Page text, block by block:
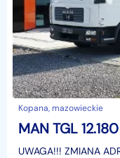
Kopana, mazowieckie
UWAGA!!! ZMIANA